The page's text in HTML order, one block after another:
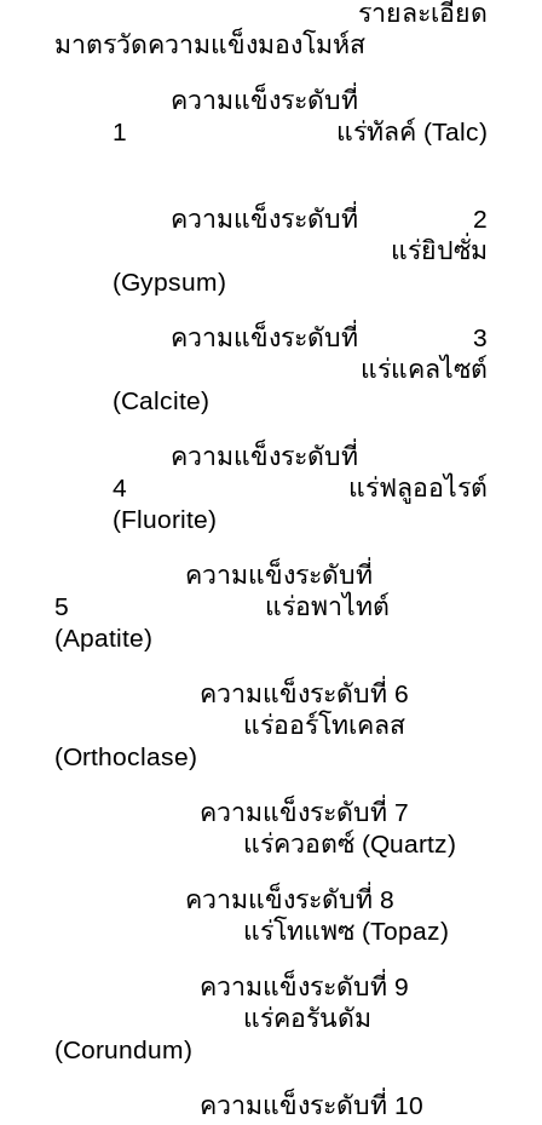
รายละเอียด
มาตรวัดความแข็งมองโมห์ส
ความแข็งระดับที่
1 แร่ทัลค์ (Talc)
ความแข็งระดับที่ 2
แร่ยิปซั่ม
(Gypsum)
ความแข็งระดับที่ 3
แร่แคลไซต์
(Calcite)
ความแข็งระดับที่
4 แร่ฟลูออไรต์
(Fluorite)
ความแข็งระดับที่
5 แร่อพาไทต์
(Apatite)
ความแข็งระดับที่ 6
แร่ออร์โทเคลส
(Orthoclase)
ความแข็งระดับที่ 7
แร่ควอตซ์ (Quartz)
ความแข็งระดับที่ 8
แร่โทแพซ (Topaz)
ความแข็งระดับที่ 9
แร่คอรันดัม
(Corundum)
ความแข็งระดับที่ 10